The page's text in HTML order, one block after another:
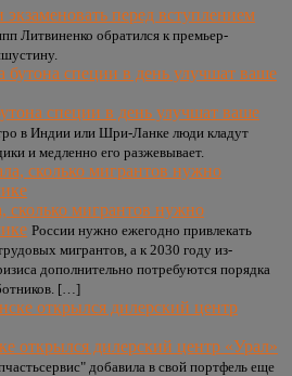
экзаменовать перед вступлением
Литвиненко обратился к премьер-
специи в день улучшат ваше
в Индии или Шри-Ланке люди кладут
и медленно его разжевывает.
сколько мигрантов нужно
России нужно ежегодно привлекать
мигрантов, а к 2030 году из-
дополнительно потребуются порядка
[…]
открылся дилерский центр «Урал»
добавила в свой портфель еще